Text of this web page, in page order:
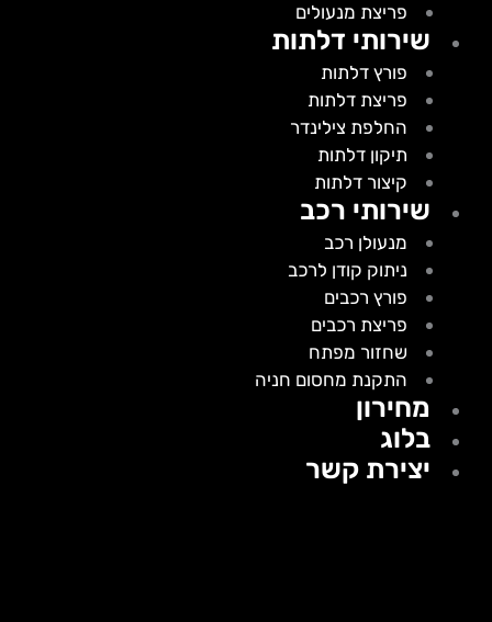
פריצת מנעולים
שירותי דלתות
פורץ דלתות
פריצת דלתות
החלפת צילינדר
תיקון דלתות
קיצור דלתות
שירותי רכב
מנעולן רכב
ניתוק קודן לרכב
פורץ רכבים
פריצת רכבים
שחזור מפתח
התקנת מחסום חניה
מחירון
בלוג
יצירת קשר